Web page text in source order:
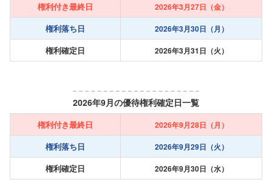
権利付き最終日 2026年3月27日（金）
権利落ち日 2026年3月30日（月）
権利確定日 2026年3月31日（火）
2026年9月の優待権利確定日一覧
権利付き最終日 2026年9月28日（月）
権利落ち日 2026年9月29日（火）
権利確定日 2026年9月30日（水）